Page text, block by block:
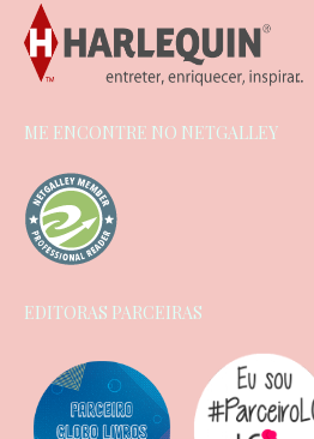
ME ENCONTRE NO NETGALLEY
EDITORAS PARCEIRAS